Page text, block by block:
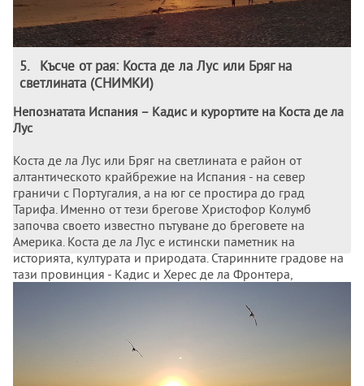
5.
Късче от рая: Коста де ла Лус или Бряг на
светлината (СНИМКИ)
Непознатата Испания – Кадис и курортите на Коста де ла
Лус
Коста де ла Лус или Бряг на светлината е район от
алтантическото крайбрежие на Испания - на север
граничи с Португалия, а на юг се простира до град
Тарифа. Именно от тези брегове Христофор Колумб
започва своето известно пътуване до бреговете на
Америка. Коста де ла Лус е истински паметник на
историята, културата и природата. Старинните градове на
тази провинция - Кадис и Херес де ла Фронтера,